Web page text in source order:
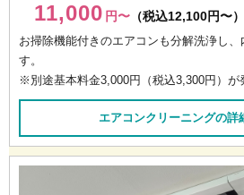
11,000 円〜 （税込12,100円〜
お掃除機能付きのエアコンも分解洗浄し
す。
※別途基本料金3,000円（税込3,300円）が
エアコンクリーニングの詳